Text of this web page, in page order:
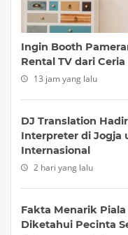
Ingin Booth
Rental TV dari
13 jam yang lalu
DJ Translation
Interpreter di Jogja
Internasional
2 hari yang lalu
Fakta Menarik
Diketahui Pecinta